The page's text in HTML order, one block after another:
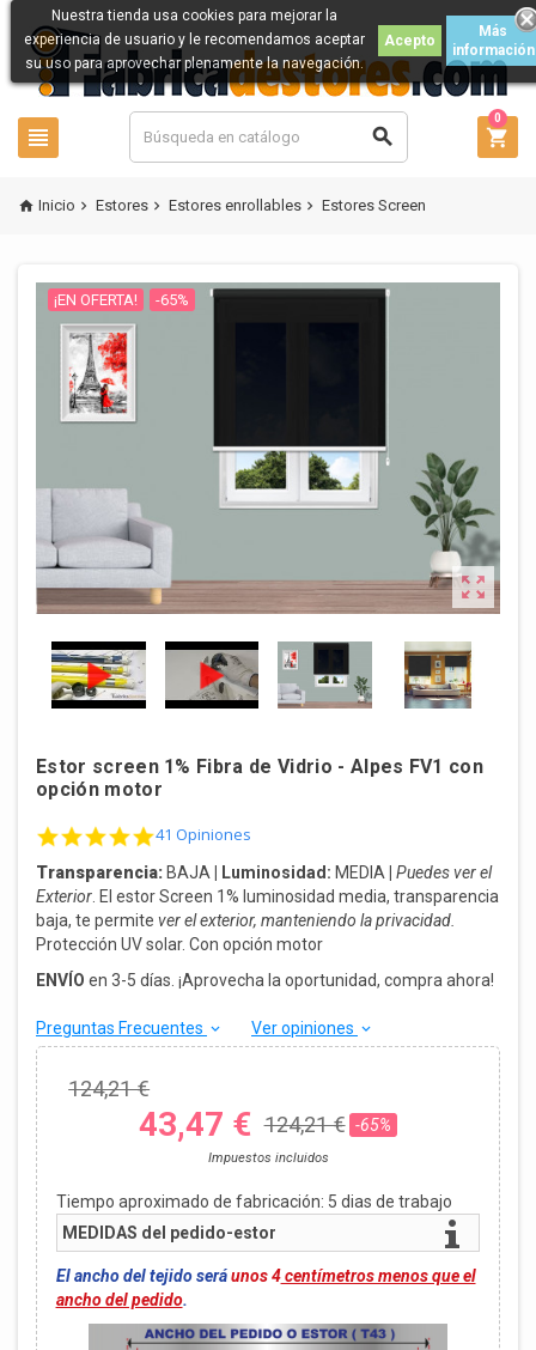
  
0
Nuestra tienda usa cookies para mejorar la
experiencia de usuario y le recomendamos aceptar
su uso para aprovechar plenamente la navegación.
Acepto
Más
información
 Inicio  Estores  Estores enrollables  Estores Screen

¡EN OFERTA! -65%
Estor screen 1% Fibra de Vidrio - Alpes FV1 con
opción motor
4.8 star rating
41 Opiniones
Transparencia: BAJA | Luminosidad: MEDIA Puedes ver el
Exterior. El estor Screen 1% luminosidad media, transparencia
baja, te permite ver el exterior, manteniendo la privacidad.
Protección UV solar. Con opción motor
ENVÍO en 3-5 días. ¡Aprovecha la oportunidad, compra ahora!
Preguntas Frecuentes keyboard_arrow_down Ver opiniones keyboard_arrow_down
124,21 €
43,47 € 124,21 € -65%
Impuestos incluidos
Tiempo aproximado de fabricación: 5 dias de trabajo
MEDIDAS del pedido-estor
El ancho del tejido seráunos 4centímetros menos que el
ancho del pedido.